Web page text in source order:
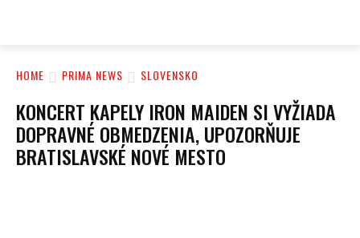
HOME PRIMA NEWS SLOVENSKO
KONCERT KAPELY IRON MAIDEN SI VYŽIADA
DOPRAVNÉ OBMEDZENIA, UPOZORŇUJE
BRATISLAVSKÉ NOVÉ MESTO